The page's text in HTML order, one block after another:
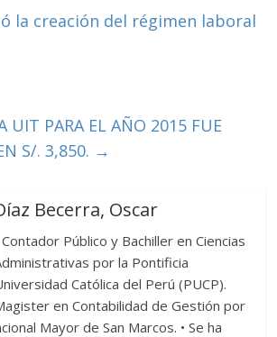
p
la creación del régimen laboral
UIT PARA EL AÑO 2015 FUE
S/. 3,850. →
Becerra, Oscar
Contador Público y Bachiller en Ciencias
por la Pontificia
Católica del Perú (PUCP).
en Contabilidad de Gestión por
Mayor de San Marcos. • Se ha